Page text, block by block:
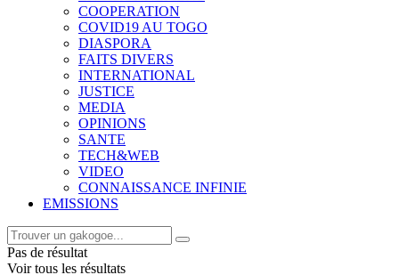
COOPERATION
COVID19 AU TOGO
DIASPORA
FAITS DIVERS
INTERNATIONAL
JUSTICE
MEDIA
OPINIONS
SANTE
TECH&WEB
VIDEO
CONNAISSANCE INFINIE
EMISSIONS
Pas de résultat
Voir tous les résultats